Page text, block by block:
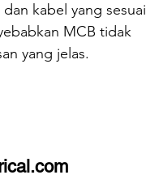
kabel yang sesuai
MCB tidak
yang jelas.